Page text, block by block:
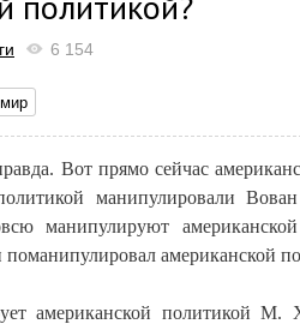
6 154
Вот прямо сейчас
политикой манипулировали
манипулируют
американской
американской политикой М.